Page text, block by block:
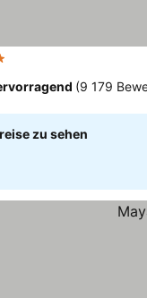
(9 179
zu sehen